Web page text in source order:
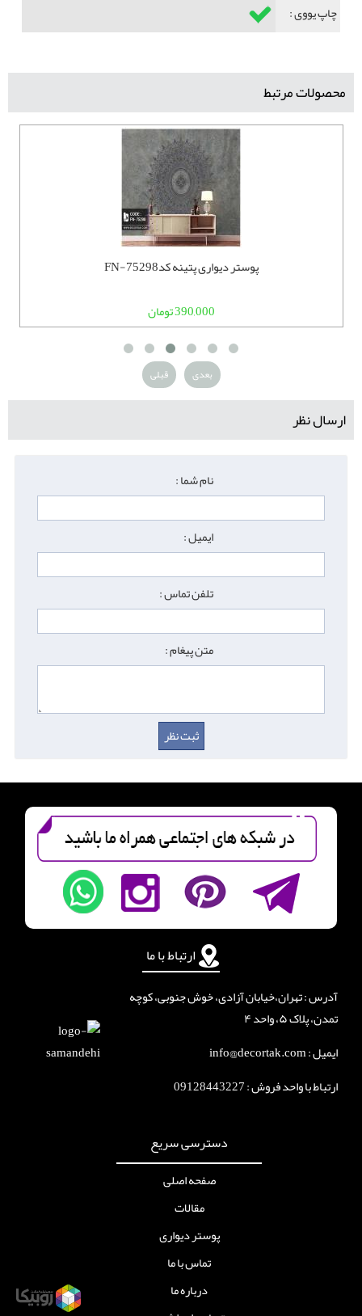
چاپ یووی :
محصولات مرتبط
پوستر دیواری پتینه کدFN-75298
390,000 تومان
قبلی بعدی
ارسال نظر
نام شما :
ایمیل :
تلفن تماس :
متن پیغام :
دسترسی سریع
صفحه اصلی
مقالات
پوستر دیواری
تماس با ما
درباره ما
ارتباط با ما
آدرس : تهران،خیابان آزادی، خوش جنوبی، کوچه
تمدن، پلاک ۵، واحد ۴
ایمیل : info@decortak.com
ارتباط با واحد فروش :09128443227